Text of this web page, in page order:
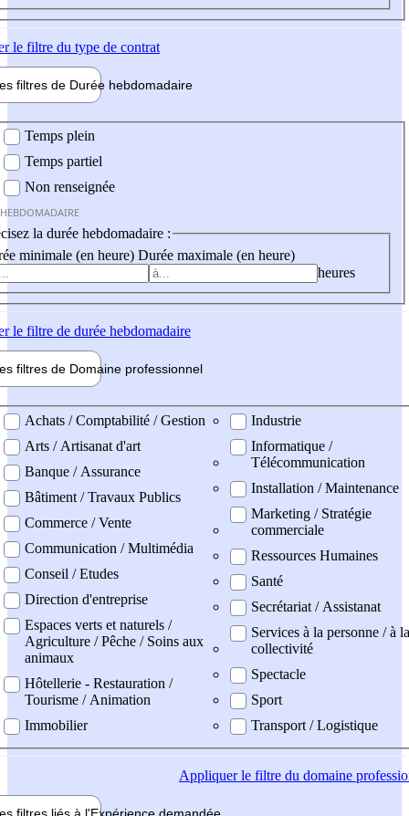
le filtre du type de contrat
filtres de Durée hebdomadaire
Temps plein
Temps partiel
Non renseignée
la durée hebdomadaire :
minimale (en heure) Durée maximale (en heure)
heures
le filtre de durée hebdomadaire
filtres de Domaine professionnel
professionel
Achats / Comptabilité / Gestion
Arts / Artisanat d'art
Banque / Assurance
Bâtiment / Travaux Publics
Commerce / Vente
Communication / Multimédia
Conseil / Etudes
Direction d'entreprise
Espaces verts et naturels /
Agriculture / Pêche / Soins aux
animaux
Hôtellerie - Restauration /
Tourisme / Animation
Immobilier
Industrie
Informatique /
Télécommunication
Installation / Maintenance
Marketing / Stratégie
commerciale
Ressources Humaines
Santé
Secrétariat / Assistanat
Services à la personne / à la
collectivité
Spectacle
Sport
Transport / Logistique
Appliquerle filtre du domaine